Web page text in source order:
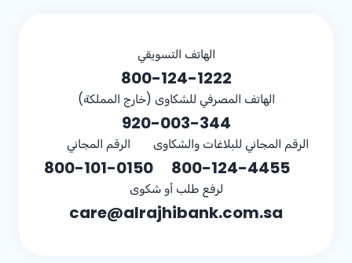
الهاتف التسويقي
800-124-1222
الهاتف المصرفي للشكاوى (خارج المملكة)
920-003-344
الرقم المجاني للبلاغات والشكاوى
800-124-4455
الرقم المجاني
800-101-0150
لرفع طلب أو شكوى
care@alrajhibank.com.sa